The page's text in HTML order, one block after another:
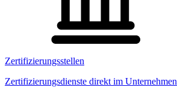
Zertifizierungsstellen
Zertifizierungsdienste direkt im Unternehmen